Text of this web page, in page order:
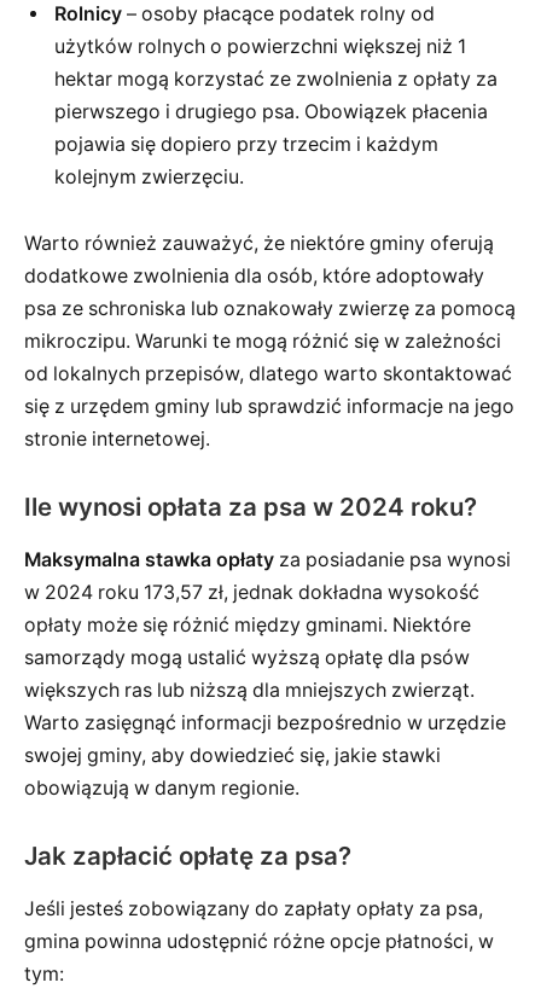
Rolnicy – osoby płacące podatek rolny od
użytków rolnych o powierzchni większej niż 1
hektar mogą korzystać ze zwolnienia z opłaty za
pierwszego i drugiego psa. Obowiązek płacenia
pojawia się dopiero przy trzecim i każdym
kolejnym zwierzęciu.
Warto również zauważyć, że niektóre gminy oferują
dodatkowe zwolnienia dla osób, które adoptowały
psa ze schroniska lub oznakowały zwierzę za pomocą
mikroczipu. Warunki te mogą różnić się w zależności
od lokalnych przepisów, dlatego warto skontaktować
się z urzędem gminy lub sprawdzić informacje na jego
stronie internetowej.
Ile wynosi opłata za psa w 2024 roku?
Maksymalna stawka opłaty za posiadanie psa wynosi
w 2024 roku 173,57 zł, jednak dokładna wysokość
opłaty może się różnić między gminami. Niektóre
samorządy mogą ustalić wyższą opłatę dla psów
większych ras lub niższą dla mniejszych zwierząt.
Warto zasięgnąć informacji bezpośrednio w urzędzie
swojej gminy, aby dowiedzieć się, jakie stawki
obowiązują w danym regionie.
Jak zapłacić opłatę za psa?
Jeśli jesteś zobowiązany do zapłaty opłaty za psa,
gmina powinna udostępnić różne opcje płatności, w
tym: